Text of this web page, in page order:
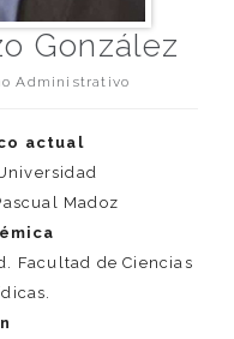
González
Administrativo
actual
Madoz
Facultad de Ciencias